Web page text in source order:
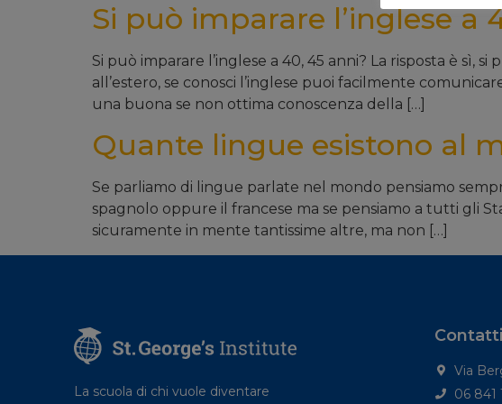
Si può imparare l’inglese a
Si può imparare l’inglese a 40, 45 anni? La risposta è sì,
all’estero, se conosci l’inglese puoi facilmente
una buona se non ottima conoscenza della […]
Quante lingue esistono al
Se parliamo di lingue parlate nel mondo pensiamo
spagnolo oppure il francese ma se pensiamo a tutti gli
sicuramente in mente tantissime altre, ma non […]
La scuola di chi vuole diventare
Contatti
Via
06 841